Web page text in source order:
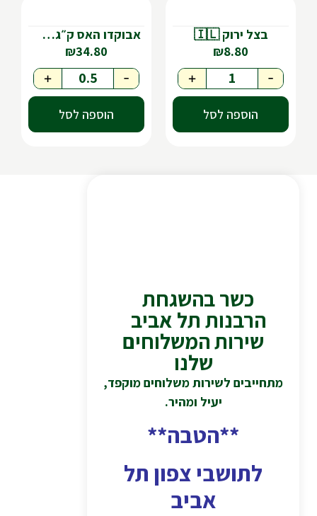
בצל ירוק 🇮🇱
₪8.80
-
+
הוספה לסל
אבוקדו האס ק״ג🇮🇱
₪34.80
-
+
הוספה לסל
כשר בהשגחת
הרבנות תל אביב
שירות המשלוחים
שלנו
מתחייבים לשירות משלוחים מוקפד,
יעיל ומהיר.
**הטבה**
לתושבי צפון תל
אביב